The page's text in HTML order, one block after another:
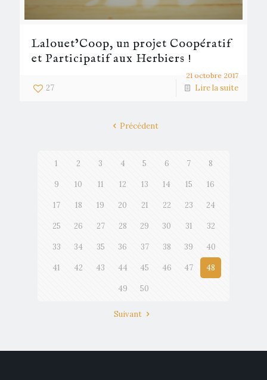
21 octobre 2017
Lalouet’Coop, un projet Coopératif
et Participatif aux Herbiers !
27 Lire la suite
Précédent
1 2 3 4 5 6 7 8
9 10 11 12 13 14 15 16
17 18 19 20 21 22 23 24
25 26 27 28 29 30 31 32
33 34 35 36 37 38 39 40
41 42 43 44 45 46 47 48
49 50
Suivant